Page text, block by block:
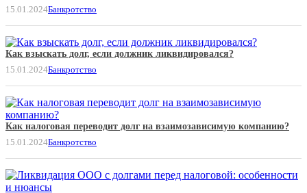
15.01.2024Банкротство
Как взыскать долг, если должник ликвидировался?
15.01.2024Банкротство
Как налоговая переводит долг на взаимозависимую компанию?
15.01.2024Банкротство